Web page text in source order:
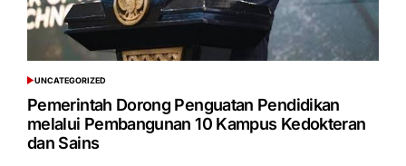
POSTED
IN
UNCATEGORIZED
Pemerintah Dorong Penguatan Pendidikan
melalui Pembangunan 10 Kampus Kedokteran
dan Sains